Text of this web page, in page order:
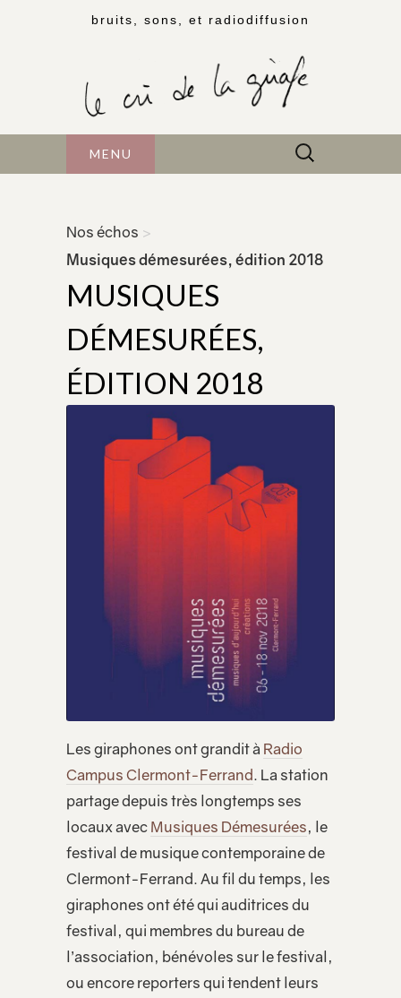
bruits, sons, et radiodiffusion
MENU Rechercher :
Nos échos >
Musiques démesurées, édition 2018
MUSIQUES
DÉMESURÉES,
ÉDITION 2018
Les giraphones ont grandit à Radio
Campus Clermont-Ferrand. La station
partage depuis très longtemps ses
locaux avec Musiques Démesurées, le
festival de musique contemporaine de
Clermont-Ferrand. Au fil du temps, les
giraphones ont été qui auditrices du
festival, qui membres du bureau de
l’association, bénévoles sur le festival,
ou encore reporters qui tendent leurs